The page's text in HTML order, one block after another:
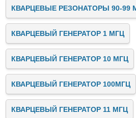
КВАРЦЕВЫЕ РЕЗОНАТОРЫ 90-99
КВАРЦЕВЫЙ ГЕНЕРАТОР 1 МГЦ
КВАРЦЕВЫЙ ГЕНЕРАТОР 10 МГЦ
КВАРЦЕВЫЙ ГЕНЕРАТОР 100МГЦ
КВАРЦЕВЫЙ ГЕНЕРАТОР 11 МГЦ